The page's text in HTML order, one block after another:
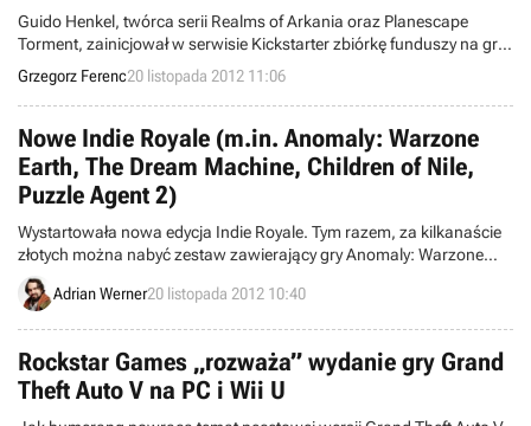
Guido Henkel, twórca serii Realms of Arkania oraz Planescape
Torment, zainicjował w serwisie Kickstarter zbiórkę funduszy na grę
Thorvalla – erpega nawiązującego do klasyków gatunku,
osadzonego w uniwersum zainspirowanym nordycką mitologią.
Niemiecki deweloper prosi fanów o milion dolarów na realizację
projektu.
Grzegorz Ferenc20 listopada 2012 11:06
Nowe Indie Royale (m.in. Anomaly: Warzone
Earth, The Dream Machine, Children of Nile,
Puzzle Agent 2)
Wystartowała nowa edycja Indie Royale. Tym razem, za kilkanaście
złotych można nabyć zestaw zawierający gry Anomaly: Warzone
Earth, The Dream Machine, Children of Nile, Puzzle Agent 2 oraz
Adventure Apes and the Mayan Mystery.
Adrian Werner20 listopada 2012 10:40
Rockstar Games „rozważa” wydanie gry Grand
Theft Auto V na PC i Wii U